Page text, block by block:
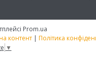
Prom.ua
контент | Політика
▼